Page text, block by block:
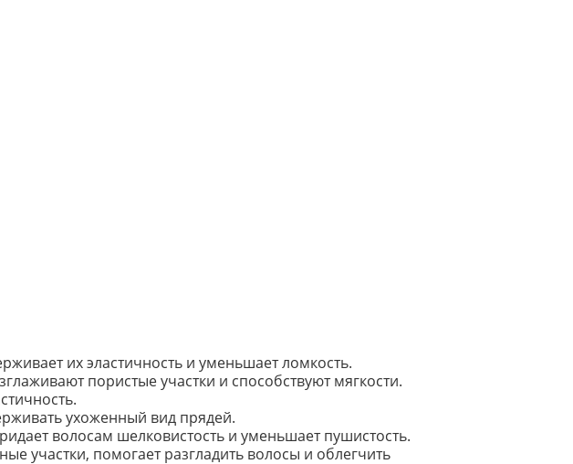
их эластичность и уменьшает ломкость.
пористые участки и способствуют мягкости.
ухоженный вид прядей.
волосам шелковистость и уменьшает пушистость.
участки, помогает разгладить волосы и облегчить